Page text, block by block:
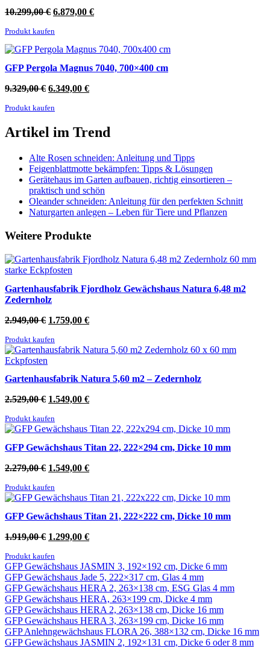
10.299,00€ Ursprünglicher
war:
10.299,00 €
6.879,00 €Aktueller
6.879,00 €.
Produkt kaufen
GFP Pergola Magnus 7040, 700×400 cm
9.329,00€ Ursprünglicher
war:
6.349,00 €Aktueller
Produkt kaufen
Artikel im Trend
Alte Rosen schneiden: Anleitung und Tipps
Feigenblattmotte bekämpfen: Tipps & Lösungen
Gerätehaus im Garten aufbauen, richtig einsortieren –
praktisch und schön
Oleander schneiden: Anleitung für den perfekten Schnitt
Naturgarten anlegen – Leben für Tiere und Pflanzen
Weitere Produkte
Gartenhausfabrik Fjordholz Gewächshaus Natura 6,48 m2
Zedernholz
2.949,00€ Ursprünglicher
war:
2.949,00 €
1.759,00 €Aktueller
1.759,00 €.
Produkt kaufen
Gartenhausfabrik Natura 5,60 m2 – Zedernholz
2.529,00€ Ursprünglicher
war:
2.529,00 €
1.549,00 €Aktueller
1.549,00 €.
Produkt kaufen
GFP Gewächshaus Titan 22, 222×294 cm, Dicke 10 mm
2.279,00€ Ursprünglicher
war:
2.279,00 €
1.549,00 €Aktueller
1.549,00 €.
Produkt kaufen
GFP Gewächshaus Titan 21, 222×222 cm, Dicke 10 mm
1.919,00€ Ursprünglicher
war:
1.919,00 €
1.299,00 €Aktueller
1.299,00 €.
Produkt kaufen
GFP Gewächshaus JASMIN 3, 192×192 cm, Dicke 6 mm
GFP Gewächshaus Jade 5, 222×317 cm, Glas 4 mm
GFP Gewächshaus HERA 2, 263×138 cm, ESG Glas 4 mm
GFP Gewächshaus HERA, 263×199 cm, Dicke 4 mm
GFP Gewächshaus HERA 2, 263×138 cm, Dicke 16 mm
GFP Gewächshaus HERA 3, 263×199 cm, Dicke 16 mm
GFP Anlehngewächshaus FLORA 26, 388×132 cm, Dicke 16 mm
GFP Gewächshaus JASMIN 2, 192×131 cm, Dicke 6 oder 8 mm